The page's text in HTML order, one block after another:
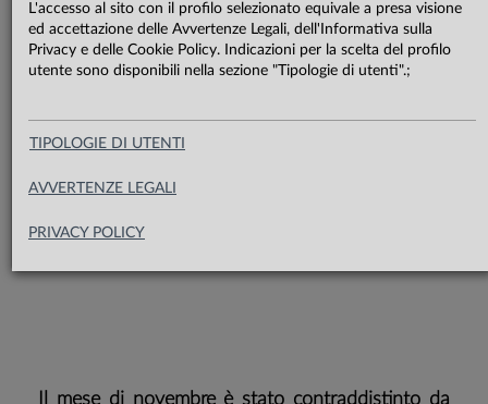
L'accesso al sito con il profilo selezionato equivale a presa visione
ed accettazione delle Avvertenze Legali, dell'Informativa sulla
Privacy e delle Cookie Policy. Indicazioni per la scelta del profilo
utente sono disponibili nella sezione "Tipologie di utenti".;
TIPOLOGIE DI UTENTI
AVVERTENZE LEGALI
PRIVACY POLICY
indici azionari statunitensi si sono
apprezzati in modo ragguardevole
sull’onda dell’entusiasmo provocato
dalla vittoria di Trump, mentre le
obbligazioni europee hanno
guadagnato terreno grazie alle
attese di maggiori tagli da parte
Il mese di novembre è stato contraddistinto da